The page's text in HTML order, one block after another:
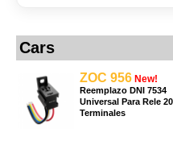
Cars
ZOC 956 New!
Reemplazo DNI 7534
Universal Para Rele
Terminales